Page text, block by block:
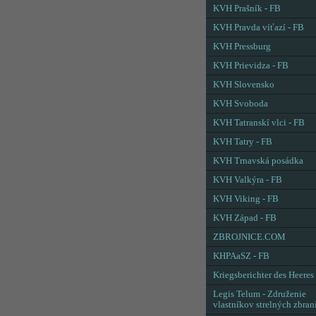
KVH Prašník - FB
KVH Pravda víťazí - FB
KVH Pressburg
KVH Prievidza - FB
KVH Slovensko
KVH Svoboda
KVH Tatranskí vlci - FB
KVH Tatry - FB
KVH Trnavská posádka
KVH Valkýra - FB
KVH Viking - FB
KVH Západ - FB
ZBROJNICE.COM
KHPAaSZ - FB
Kriegsberichter des Heeres
Legis Telum - Združenie
vlastníkov strelných